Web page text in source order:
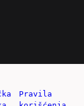
Pravila